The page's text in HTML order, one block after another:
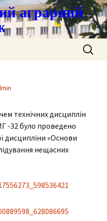
аграрний
Пошук:
технічних дисциплін
-32 було проведено
дисципліни «Основи
нещасних